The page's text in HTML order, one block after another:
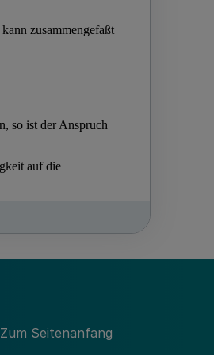
Zum Seitenanfang